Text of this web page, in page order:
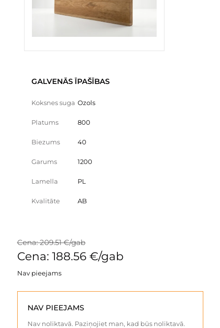
GALVENĀS ĪPAŠĪBAS
Koksnes suga Ozols
Platums 800
Biezums 40
Garums 1200
Lamella PL
Kvalitāte AB
Cena: 209.51 €/gab
Cena: 188.56 €/gab
Nav pieejams
NAV PIEEJAMS
Nav noliktavā. Paziņojiet man, kad būs noliktavā.